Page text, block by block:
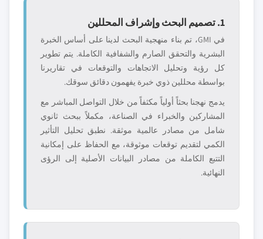
1. تصميم البحث وإشراف المحللين
في GMI، تم بناء منهجية البحث لدينا على أساس الخبرة
البشرية والتحقق الصارم والشفافية الكاملة. يتم تطوير
كل رؤية وتحليل الاتجاهات والتوقعات في تقاريرنا
بواسطة محللين ذوي خبرة يفهمون دقائق سوقك.
يدمج نهجنا بحثاً أولياً مكثفاً من خلال التواصل المباشر مع
المشاركين والخبراء في الصناعة، مكملاً ببحث ثانوي
شامل من مصادر عالمية موثقة. نطبق تحليل التأثير
الكمي لتقديم توقعات موثوقة، مع الحفاظ على إمكانية
التتبع الكاملة من مصادر البيانات الأصلية إلى الرؤى
النهائية.